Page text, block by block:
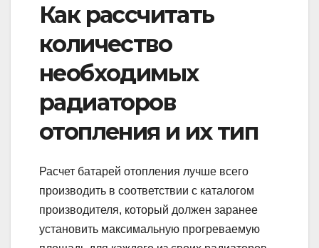
Как рассчитать
количество
необходимых
радиаторов
отопления и их тип
Расчет батарей отопления лучше всего
производить в соответствии с каталогом
производителя, который должен заранее
установить максимальную прогреваемую